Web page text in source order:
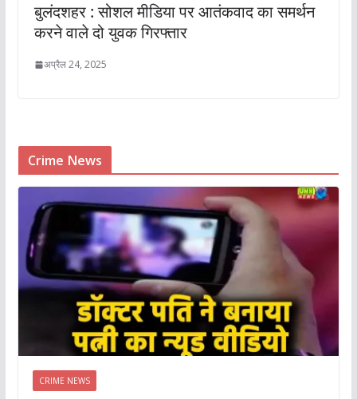
बुलंदशहर : सोशल मीडिया पर आतंकवाद का समर्थन
करने वाले दो युवक गिरफ्तार
अप्रैल 24, 2025
Crime News
CRIME NEWS